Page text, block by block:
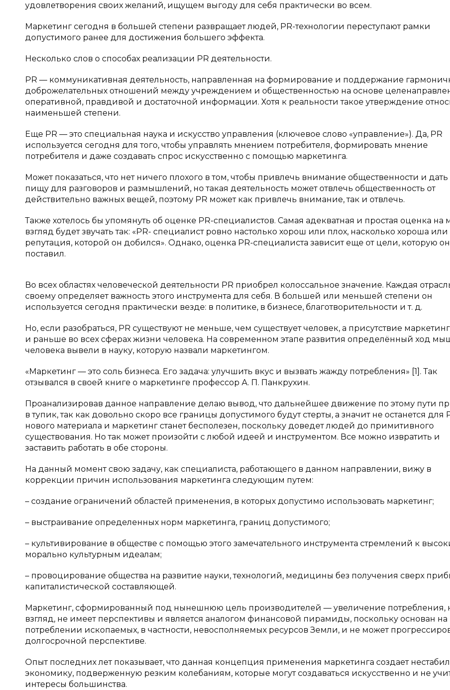
удовлетворения своих желаний, ищущем выгоду для себя практически во всем.
Маркетинг сегодня в большей степени развращает людей, PR-технологии переступают рамки
допустимого ранее для достижения большего эффекта.
Несколько слов о способах реализации PR деятельности.
PR — коммуникативная деятельность, направленная на формирование и поддержание
доброжелательных отношений между учреждением и общественностью на основе
оперативной, правдивой и достаточной информации. Хотя к реальности такое утверждение
наименьшей степени.
Еще PR — это специальная наука и искусство управления (ключевое слово «управление»). Да, PR
используется сегодня для того, чтобы управлять мнением потребителя, формировать мнение
потребителя и даже создавать спрос искусственно с помощью маркетинга.
Может показаться, что нет ничего плохого в том, чтобы привлечь внимание общественности и дать
пищу для разговоров и размышлений, но такая деятельность может отвлечь общественность от
действительно важных вещей, поэтому PR может как привлечь внимание, так и отвлечь.
Также хотелось бы упомянуть об оценке PR-специалистов. Самая адекватная и простая оценка на
взгляд будет звучать так: «PR- специалист ровно настолько хорош или плох, насколько хороша или
репутация, которой он добился». Однако, оценка PR-специалиста зависит еще от цели, которую он
поставил.
Во всех областях человеческой деятельности PR приобрел колоссальное значение. Каждая
своему определяет важность этого инструмента для себя. В большей или меньшей степени он
используется сегодня практически везде: в политике, в бизнесе, благотворительности и т. д.
Но, если разобраться, PR существуют не меньше, чем существует человек, а присутствие
и раньше во всех сферах жизни человека. На современном этапе развития определённый ход
человека вывели в науку, которую назвали маркетингом.
«Маркетинг — это соль бизнеса. Его задача: улучшить вкус и вызвать жажду потребления» [1]. Так
отзывался в своей книге о маркетинге профессор А. П. Панкрухин.
Проанализировав данное направление делаю вывод, что дальнейшее движение по этому пути
в тупик, так как довольно скоро все границы допустимого будут стерты, а значит не останется для
нового материала и маркетинг станет бесполезен, поскольку доведет людей до примитивного
существования. Но так может произойти с любой идеей и инструментом. Все можно извратить и
заставить работать в обе стороны.
На данный момент свою задачу, как специалиста, работающего в данном направлении, вижу в
коррекции причин использования маркетинга следующим путем:
– создание ограничений областей применения, в которых допустимо использовать маркетинг;
– выстраивание определенных норм маркетинга, границ допустимого;
– культивирование в обществе с помощью этого замечательного инструмента стремлений к
морально культурным идеалам;
– провоцирование общества на развитие науки, технологий, медицины без получения сверх
капиталистической составляющей.
Маркетинг, сформированный под нынешнюю цель производителей — увеличение потребления,
взгляд, не имеет перспективы и является аналогом финансовой пирамиды, поскольку основан на
потреблении ископаемых, в частности, невосполняемых ресурсов Земли, и не может
долгосрочной перспективе.
Опыт последних лет показывает, что данная концепция применения маркетинга создает
экономику, подверженную резким колебаниям, которые могут создаваться искусственно и не
интересы большинства.